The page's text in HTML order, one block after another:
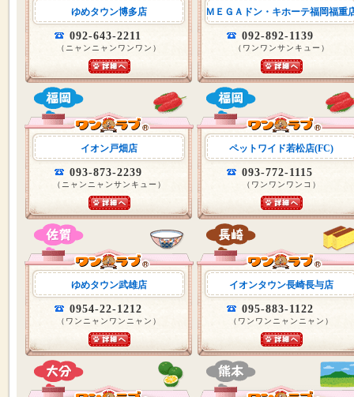
ゆめタウン博多店
092-643-2211
（ニャンニャンワンワン）
ＭＥＧＡドン・キホーテ福岡福重
092-892-1139
（ワンワンサンキュー）
イオン戸畑店
093-873-2239
（ニャンニャンサンキュー）
ペットワイド若松店(FC)
093-772-1115
（ワンワンワンコ）
ゆめタウン武雄店
0954-22-1212
（ワンニャンワンニャン）
イオンタウン長崎長与店
095-883-1122
（ワンワンニャンニャン）